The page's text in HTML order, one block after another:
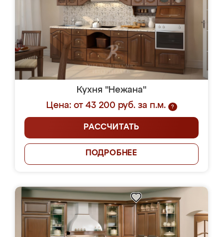
Кухня "Нежана"
Цена: от 43 200 руб. за п.м.
?
РАССЧИТАТЬ
ПОДРОБНЕЕ